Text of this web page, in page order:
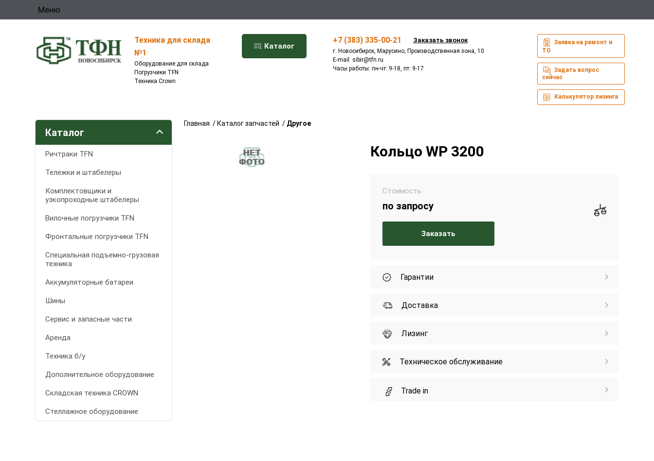
Меню
Техника для склада
№1
Оборудование для склада
Погрузчики TFN
Техника Crown
Каталог
+7 (383) 335-00-21 Заказать звонок
г. Новосибирск, Марусино, Производственная зона, 10
E-mail: sibir@tfn.ru
Часы работы: пн-чт: 9-18, пт: 9-17
Заявка на ремонт и
ТО
Задать вопрос
сейчас
Калькулятор лизинга
Каталог
Ричтраки TFN
Тележки и штабелеры
Комплектовщики и
узкопроходные штабелеры
Вилочные погрузчики TFN
Фронтальные погрузчики TFN
Специальная подъемно-грузовая
техника
Аккумуляторные батареи
Шины
Сервис и запасные части
Аренда
Техника б/у
Дополнительное оборудование
Складская техника CROWN
Стеллажное оборудование
Главная / Каталог запчастей / Другое
Кольцо WP 3200
Стоимость
по запросу
Заказать
Гарантии
Доставка
Лизинг
Техническое обслуживание
Trade in